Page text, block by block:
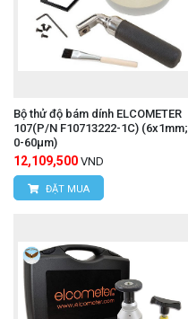
Bộ thử độ bám dính ELCOMETER
107(P/N F10713222-1C) (6x1mm;
0-60µm)
12,109,500 VND
ĐẶT MUA